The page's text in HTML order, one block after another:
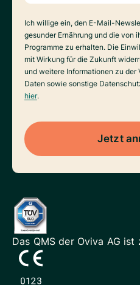
Datenverarbeitung
Ich willige ein, den E-Mail-
gesunder Ernährung und die von
Programme zu erhalten. Die
mit Wirkung für die Zukunft
und weitere Informationen zu der
Daten sowie sonstige
hier.
Jetzt
Das QMS der Oviva AG ist